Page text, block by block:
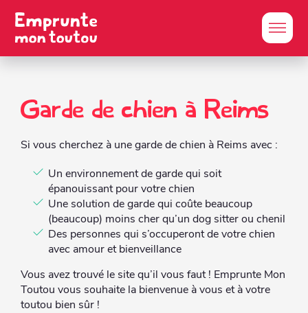
Garde de chien à Reims
Si vous cherchez à une garde de chien à Reims avec :
Un environnement de garde qui soit
épanouissant pour votre chien
Une solution de garde qui coûte beaucoup
(beaucoup) moins cher qu’un dog sitter ou chenil
Des personnes qui s’occuperont de votre chien
avec amour et bienveillance
Vous avez trouvé le site qu’il vous faut ! Emprunte Mon
Toutou vous souhaite la bienvenue à vous et à votre
toutou bien sûr !